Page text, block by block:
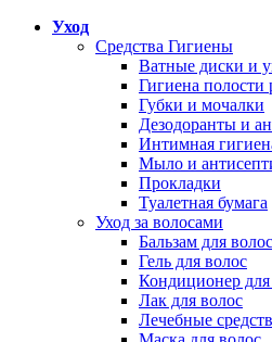
Уход
Средства Гигиены
Ватные диски и
Гигиена полости
Губки и мочалки
Дезодоранты и
Интимная
Мыло и
Прокладки
Туалетная бумага
Уход за волосами
Бальзам для волос
Гель для волос
Кондиционер для
Лак для волос
Лечебные